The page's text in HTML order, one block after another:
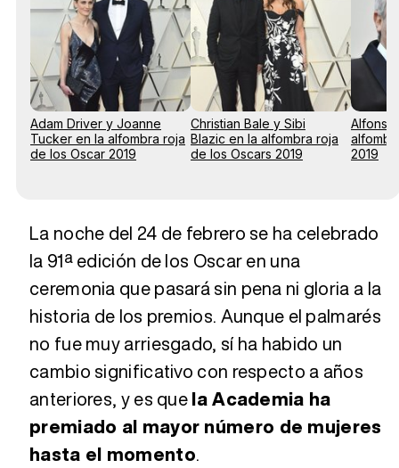
Adam Driver y Joanne
Tucker en la alfombra roja
de los Oscar 2019
Christian Bale y Sibi
Blazic en la alfombra roja
de los Oscars 2019
Alfonso
2019
La noche del 24 de febrero se ha celebrado
la 91ª edición de los Oscar en una
ceremonia que pasará sin pena ni gloria a la
historia de los premios. Aunque el palmarés
no fue muy arriesgado, sí ha habido un
cambio significativo con respecto a años
anteriores, y es quela Academia ha
premiado al mayor número de mujeres
hasta el momento.